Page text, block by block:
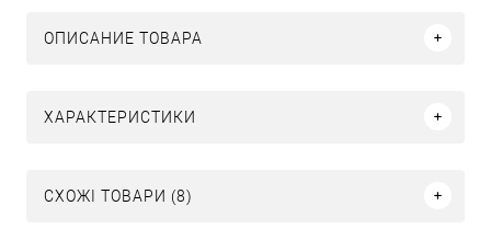
ОПИСАНИЕ ТОВАРА
ХАРАКТЕРИСТИКИ
СХОЖІ ТОВАРИ (8)